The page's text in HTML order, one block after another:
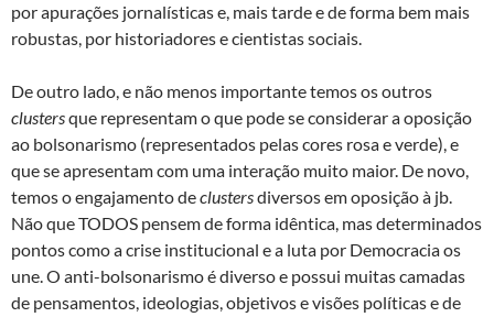
por apurações jornalísticas e, mais tarde e de forma bem mais
robustas, por historiadores e cientistas sociais.
De outro lado, e não menos importante temos os outros
clustersque representam o que pode se considerar a oposição
ao bolsonarismo (representados pelas cores rosa e verde), e
que se apresentam com uma interação muito maior. De novo,
temos o engajamento declustersdiversos em oposição à jb.
Não que TODOS pensem de forma idêntica, mas determinados
pontos como a crise institucional e a luta por Democracia os
une. O anti-bolsonarismo é diverso e possui muitas camadas
de pensamentos, ideologias, objetivos e visões políticas e de